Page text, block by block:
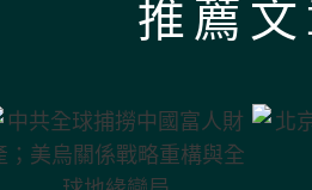
推薦文
國富人財產；美
烏關係戰略重構